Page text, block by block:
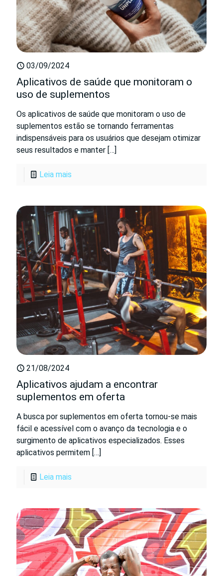
03/09/2024
Aplicativos de saúde que monitoram o
uso de suplementos
Os aplicativos de saúde que monitoram o uso de
suplementos estão se tornando ferramentas
indispensáveis para os usuários que desejam otimizar
seus resultados e manter […]
Leia mais
21/08/2024
Aplicativos ajudam a encontrar
suplementos em oferta
A busca por suplementos em oferta tornou-se mais
fácil e acessível com o avanço da tecnologia e o
surgimento de aplicativos especializados. Esses
aplicativos permitem […]
Leia mais